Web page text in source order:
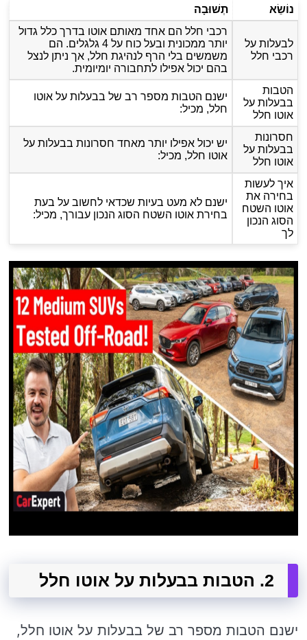
נוֹשֵׂא תְשׁוּבָה
לבעלות על
רכבי חלל
רכבי חלל הם אחד מאותם אוטו בדרך כלל גדול
יותר ממכונית ובעל כוח על 4 גלגלים. הם
משמשים בלי הרף לנהיגת חלל, אך ניתן לנצל
בהם יכול אפילו לתחבורה יומיומית.
הטבות
בבעלות על
אוטו חלל
ישנם הטבות מספר רב של בבעלות על אוטו
חלל, מכיל:
חסרונות
בבעלות על
אוטו חלל
יש יכול אפילו יותר מאחד חסרונות בבעלות על
אוטו חלל, מכיל:
איך לעשות
בחירה את
אוטו השטח
הסוג הנכון
לך
ישנם לא מעט בעיות שכדאי לחשוב על בעת ​​
בחירת אוטו השטח הסוג הנכון עבורך, מכיל:
2. הטבות בבעלות על אוטו חלל
ישנם הטבות מספר רב של בבעלות על אוטו חלל,